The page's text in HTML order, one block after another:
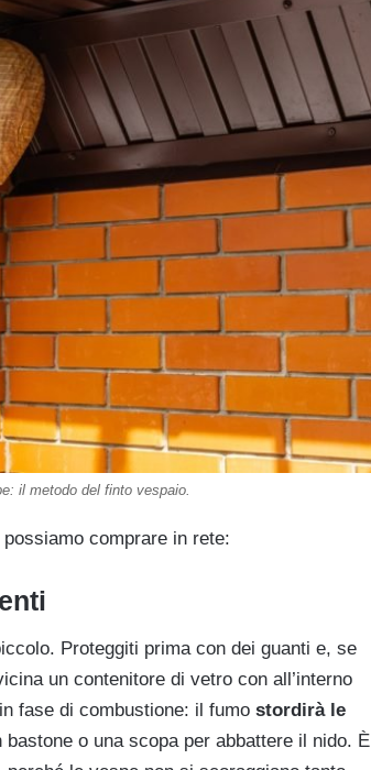
il metodo del finto vespaio.
comprare in rete:
Proteggiti prima con dei guanti e, se
un contenitore di vetro con all’interno
fase di combustione: il fumo stordirà le
bastone o una scopa per abbattere il nido. È